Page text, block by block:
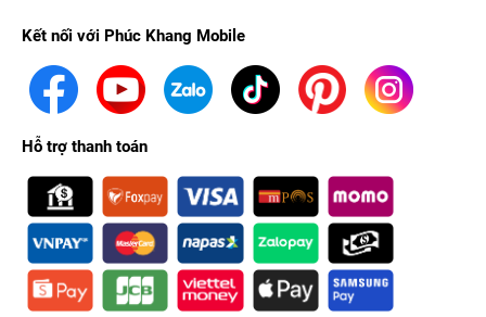
Giờ đây, chỉ cần kết nối đồng hồ với
quan trọng như khi có tin nhắn đến, bạn có thể xem trực tiếp
nội dung trên mặt đồng hồ. Tương tự khi có cuộc gọi đến, bạn
có thể trực tiếp nhận/nghe hoặc ngay cả là từ chối cuộc gọi
mà không cần dùng đến điện thoại.
Kết nối với Phúc Khang Mobile
Hỗ trợ thanh toán